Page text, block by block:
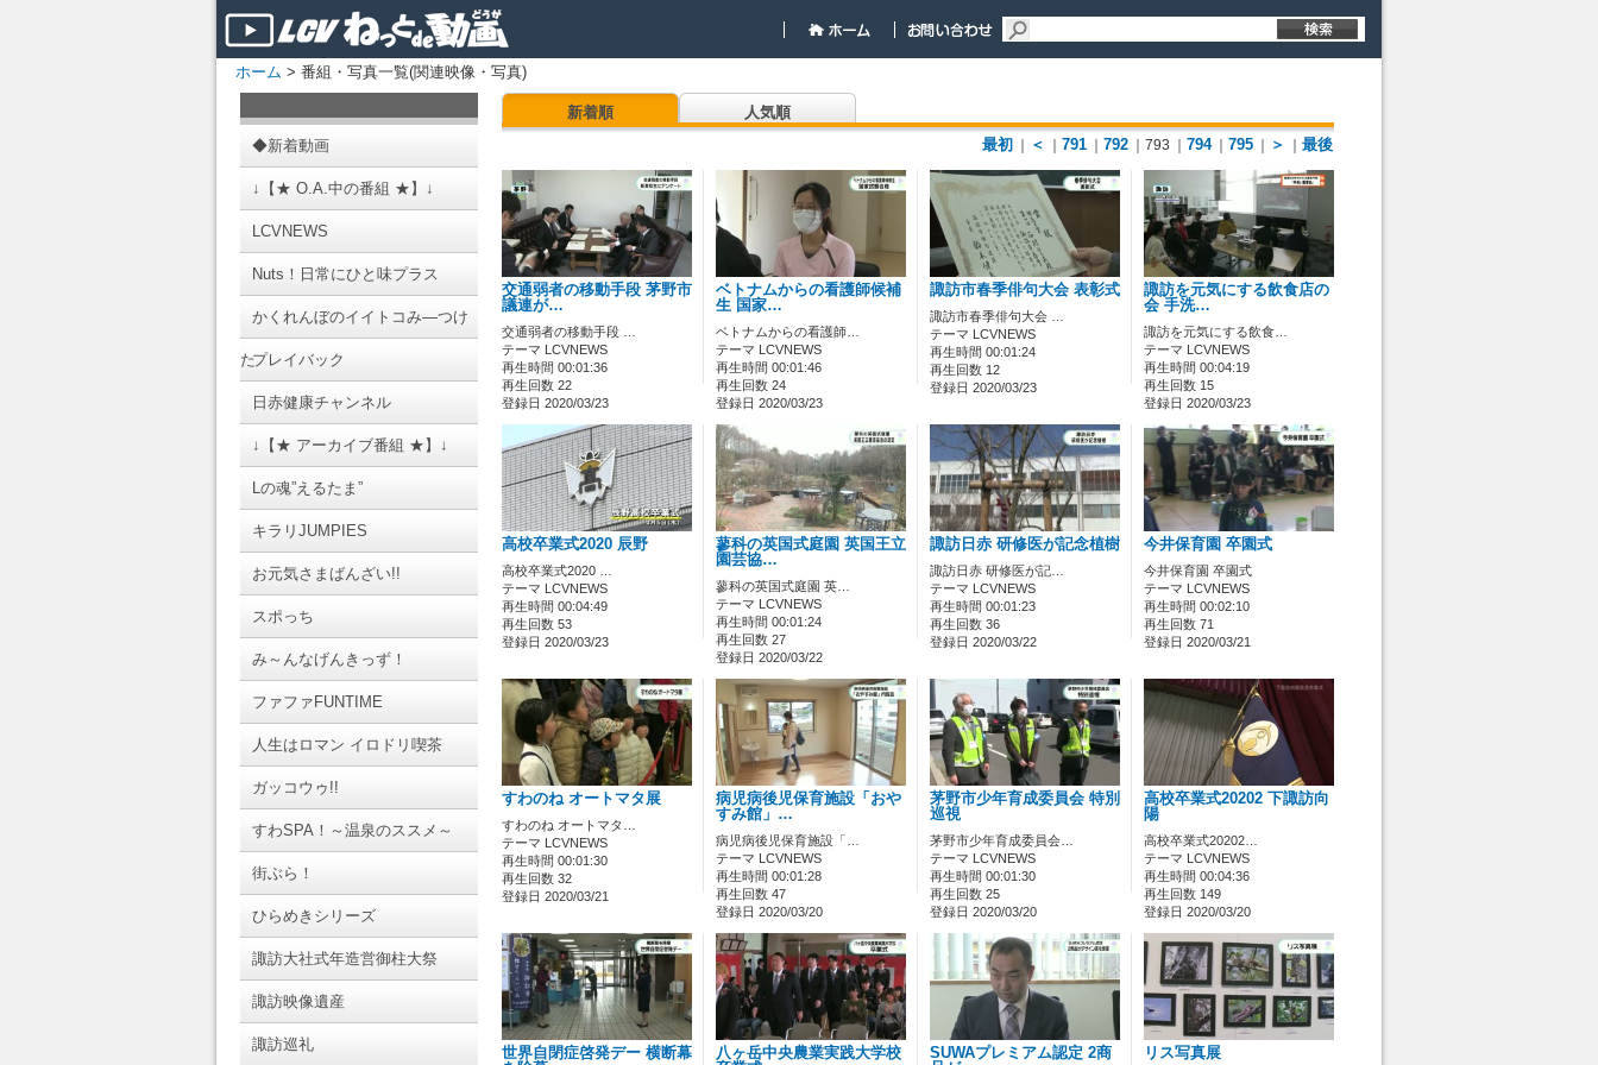
ホーム > 番組・写真一覧(関連映像・写真)
◆新着動画
↓【★ O.A.中の番組 ★】↓
LCVNEWS
Nuts！日常にひと味プラス
かくれんぼのイイトコみ―つけ
たプレイバック
日赤健康チャンネル
↓【★ アーカイブ番組 ★】↓
Lの魂”えるたま”
キラリJUMPIES
お元気さまばんざい!!
スポっち
み～んなげんきっず！
ファファFUNTIME
人生はロマン イロドリ喫茶
ガッコウゥ!!
すわSPA！～温泉のススメ～
街ぶら！
ひらめきシリーズ
諏訪大社式年造営御柱大祭
諏訪映像遺産
諏訪巡礼
新着順
人気順
最初
＜ 791 792 ｜793 794 795 ＞ 最後
交通弱者の移動手段 茅野市
議連が…
交通弱者の移動手段 …
テーマ LCVNEWS
再生時間 00:01:36
再生回数 22
登録日 2020/03/23
ベトナムからの看護師候補
生 国家…
ベトナムからの看護師…
テーマ LCVNEWS
再生時間 00:01:46
再生回数 24
登録日 2020/03/23
諏訪市春季俳句大会 表彰式
諏訪市春季俳句大会 …
テーマ LCVNEWS
再生時間 00:01:24
再生回数 12
登録日 2020/03/23
諏訪を元気にする飲食店の
会 手洗…
諏訪を元気にする飲食…
テーマ LCVNEWS
再生時間 00:04:19
再生回数 15
登録日 2020/03/23
高校卒業式2020 辰野
高校卒業式2020 …
テーマ LCVNEWS
再生時間 00:04:49
再生回数 53
登録日 2020/03/23
蓼科の英国式庭園 英国王立
園芸協…
蓼科の英国式庭園 英…
テーマ LCVNEWS
再生時間 00:01:24
再生回数 27
登録日 2020/03/22
諏訪日赤 研修医が記念植樹
諏訪日赤 研修医が記…
テーマ LCVNEWS
再生時間 00:01:23
再生回数 36
登録日 2020/03/22
今井保育園 卒園式
今井保育園 卒園式
テーマ LCVNEWS
再生時間 00:02:10
再生回数 71
登録日 2020/03/21
すわのね オートマタ展
すわのね オートマタ…
テーマ LCVNEWS
再生時間 00:01:30
再生回数 32
登録日 2020/03/21
病児病後児保育施設「おや
すみ館」…
病児病後児保育施設「…
テーマ LCVNEWS
再生時間 00:01:28
再生回数 47
登録日 2020/03/20
茅野市少年育成委員会 特別
巡視
茅野市少年育成委員会…
テーマ LCVNEWS
再生時間 00:01:30
再生回数 25
登録日 2020/03/20
高校卒業式20202 下諏訪向
陽
高校卒業式20202…
テーマ LCVNEWS
再生時間 00:04:36
再生回数 149
登録日 2020/03/20
世界自閉症啓発デー 横断幕
八ヶ岳中央農業実践大学校
SUWAプレミアム認定 2商
リス写真展